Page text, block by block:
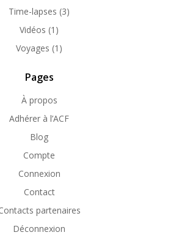
Time-lapses (3)
Vidéos (1)
Voyages (1)
Pages
À propos
Adhérer à l’ACF
Blog
Compte
Connexion
Contact
partenaires
Déconnexion